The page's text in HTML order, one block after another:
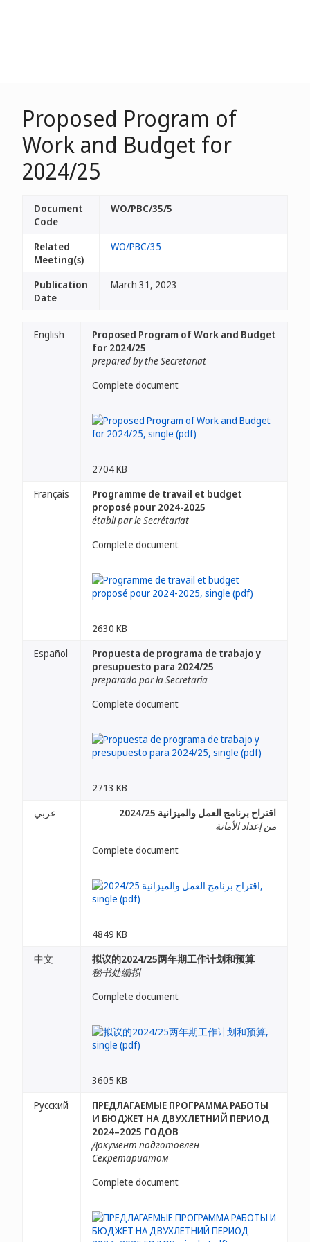
Proposed Program of
Work and Budget for
2024/25
Document
Code
WO/PBC/35/5
Related
Meeting(s)
WO/PBC/35
Publication
Date
March 31, 2023
English
Proposed Program of Work and Budget
for 2024/25
prepared by the Secretariat
Complete document
2704 KB
Français
Programme de travail et budget
proposé pour 2024-2025
établi par le Secrétariat
Complete document
2630 KB
Español
Propuesta de programa de trabajo y
presupuesto para 2024/25
preparado por la Secretaría
Complete document
2713 KB
عربي
اقتراح برنامج العمل والميزانية 2024/25
من إعداد الأمانة
Complete document
4849 KB
中文
拟议的2024/25两年期工作计划和预算
秘书处编拟
Complete document
3605 KB
Русский
ПРЕДЛАГАЕМЫЕ ПРОГРАММА РАБОТЫ
И БЮДЖЕТ НА ДВУХЛЕТНИЙ ПЕРИОД
2024–2025 ГОДОВ
Документ подготовлен
Секретариатом
Complete document